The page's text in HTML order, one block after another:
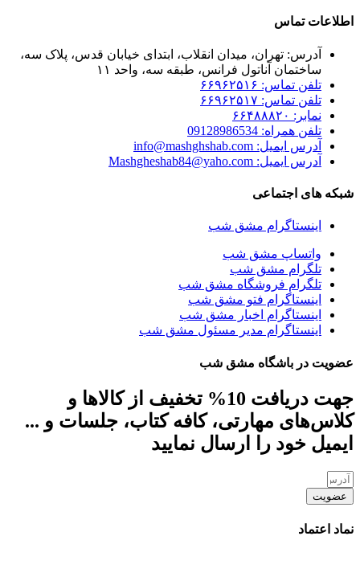
اطلاعات تماس
آدرس: تهران، میدان انقلاب، ابتدای خیابان قدس، پلاک سه،
ساختمان آناتول فرانس، طبقه سه، واحد ۱۱
تلفن تماس: ۶۶۹۶۲۵۱۶
تلفن تماس: ۶۶۹۶۲۵۱۷
نمابر: ۶۶۴۸۸۸۲۰
تلفن همراه: 09128986534
آدرس ایمیل: info@mashghshab.com
آدرس ایمیل: Mashgheshab84@yaho.com
شبکه های اجتماعی
اینستاگرام مشق شب
واتساپ مشق شب
تلگرام مشق شب
تلگرام فروشگاه مشق شب
اینستاگرام فتو مشق شب
اینستاگرام اخبار مشق شب
اینستاگرام مدیر مسئول مشق شب
عضویت در باشگاه مشق شب
جهت دریافت 10% تخفیف از کالاها و
کلاس‌های مهارتی، کافه کتاب، جلسات و ...
ایمیل خود را ارسال نمایید
عضویت
نماد اعتماد